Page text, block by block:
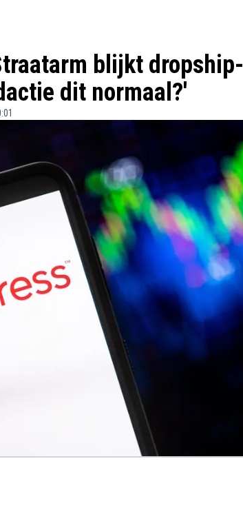
blijkt dropship-
dit normaal?'